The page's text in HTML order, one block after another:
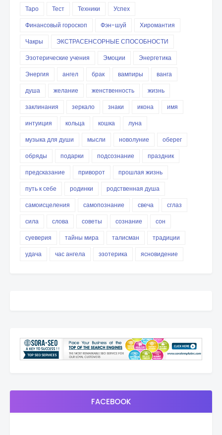
Таро
Тест Техники
Успех
Финансовый гороскоп
Фэн-шуй
Хиромантия
Чакры
ЭКСТРАСЕНСОРНЫЕ СПОСОБНОСТИ
Эзотерические учения
Эмоции
Энергетика
Энергия
ангел брак вампиры
ванга
душа
желание женственность
жизнь
заклинания
зеркало знаки икона
имя
интуиция
кольца кошка
луна
музыка для души
мысли новолуние
оберег
обряды
подарки подсознание
праздник
предсказание
приворот
прошлая жизнь
путь к себе
родинки
родственная душа
самоисцеления
самопознание свеча
сглаз
сила
слова советы сознание
сон
суеверия
тайны мира талисман
традиции
удача
час ангела эзотерика ясновидение
FACEBOOK